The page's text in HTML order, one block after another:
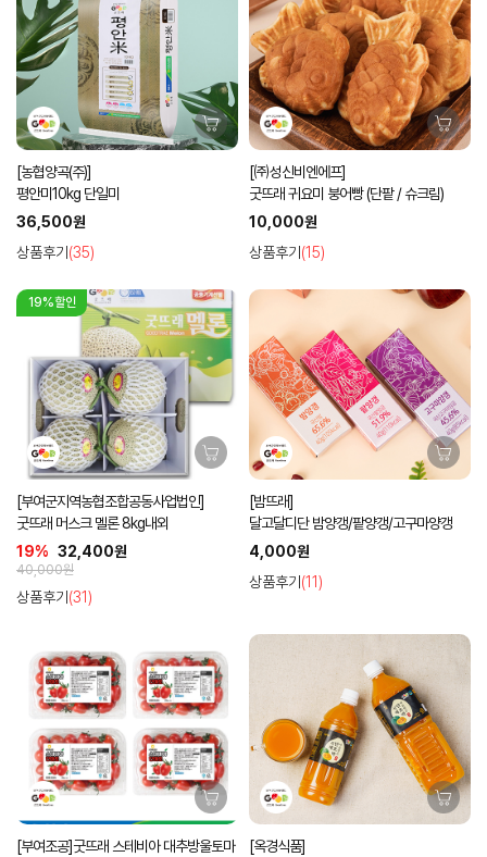
[농협양곡(주)]
평안미10kg 단일미
36,500원
상품후기 (35)
[㈜성신비엔에프]
굿뜨래 귀요미 붕어빵 (단팥 / 슈크림)
10,000원
상품후기 (15)
19%할인
[부여군지역농협조합공동사업법인]
굿뜨래 머스크 멜론 8kg내외
19% 32,400원
40,000원
상품후기 (31)
[밤뜨래]
달고달디단 밤양갱/팥양갱/고구마양갱
4,000원
상품후기 (11)
[부여조공]굿뜨래 스테비아 대추방울토마
[옥경식품]